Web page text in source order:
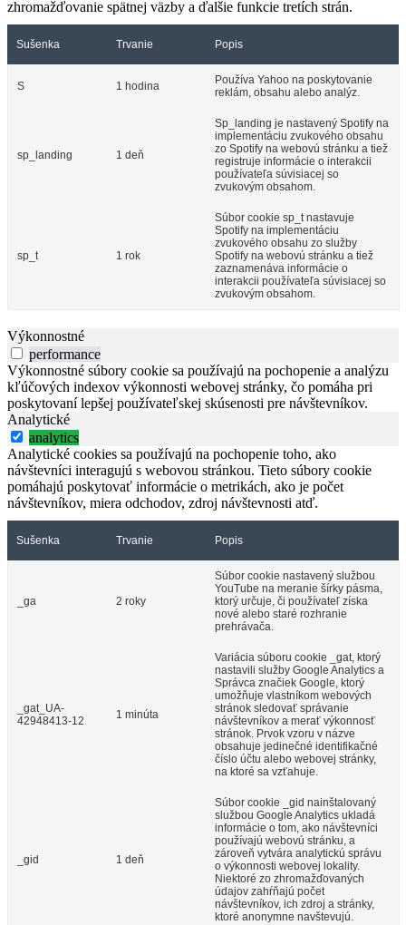
zhromažďovanie spätnej väzby a ďalšie funkcie tretích strán.
Sušenka Trvanie Popis
S 1 hodina
Používa Yahoo na poskytovanie
reklám, obsahu alebo analýz.
sp_landing 1 deň
Sp_landing je nastavený Spotify na
implementáciu zvukového obsahu
zo Spotify na webovú stránku a tiež
registruje informácie o interakcii
používateľa súvisiacej so
zvukovým obsahom.
sp_t 1 rok
Súbor cookie sp_t nastavuje
Spotify na implementáciu
zvukového obsahu zo služby
Spotify na webovú stránku a tiež
zaznamenáva informácie o
interakcii používateľa súvisiacej so
zvukovým obsahom.
Výkonnostné
performance
Výkonnostné súbory cookie sa používajú na pochopenie a analýzu
kľúčových indexov výkonnosti webovej stránky, čo pomáha pri
poskytovaní lepšej používateľskej skúsenosti pre návštevníkov.
Analytické
analytics
Analytické cookies sa používajú na pochopenie toho, ako
návštevníci interagujú s webovou stránkou. Tieto súbory cookie
pomáhajú poskytovať informácie o metrikách, ako je počet
návštevníkov, miera odchodov, zdroj návštevnosti atď.
Sušenka Trvanie Popis
_ga 2 roky
Súbor cookie nastavený službou
YouTube na meranie šírky pásma,
ktorý určuje, či používateľ získa
nové alebo staré rozhranie
prehrávača.
_gat_UA-
42948413-12
1 minúta
Variácia súboru cookie _gat, ktorý
nastavili služby Google Analytics a
Správca značiek Google, ktorý
umožňuje vlastníkom webových
stránok sledovať správanie
návštevníkov a merať výkonnosť
stránok. Prvok vzoru v názve
obsahuje jedinečné identifikačné
číslo účtu alebo webovej stránky,
na ktoré sa vzťahuje.
_gid 1 deň
Súbor cookie _gid nainštalovaný
službou Google Analytics ukladá
informácie o tom, ako návštevníci
používajú webovú stránku, a
zároveň vytvára analytickú správu
o výkonnosti webovej lokality.
Niektoré zo zhromažďovaných
údajov zahŕňajú počet
návštevníkov, ich zdroj a stránky,
ktoré anonymne navštevujú.